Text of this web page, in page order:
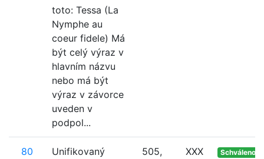
toto: Tessa (La
Nymphe au
coeur fidele) Má
být celý výraz v
hlavním názvu
nebo má být
výraz v závorce
uveden v
podpol...
80
Unifikovaný
505,
XXX Schváleno